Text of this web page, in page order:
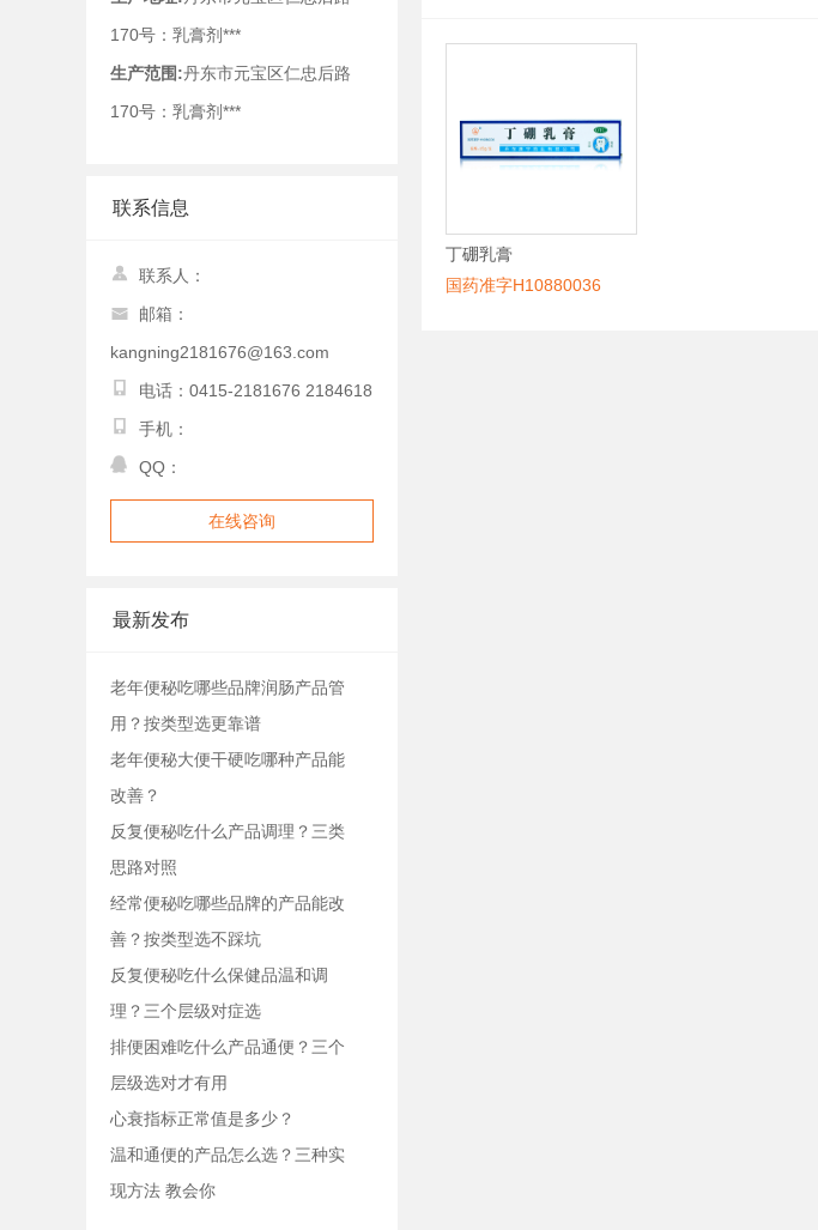
丁硼乳膏
国药准字H10880036
170号：乳膏剂***
生产范围:丹东市元宝区仁忠后路
170号：乳膏剂***
联系信息
联系人：
邮箱：
kangning2181676@163.com
电话：0415-2181676 2184618
手机：
QQ：
在线咨询
最新发布
老年便秘吃哪些品牌润肠产品管
用？按类型选更靠谱
老年便秘大便干硬吃哪种产品能
改善？
反复便秘吃什么产品调理？三类
思路对照
经常便秘吃哪些品牌的产品能改
善？按类型选不踩坑
反复便秘吃什么保健品温和调
理？三个层级对症选
排便困难吃什么产品通便？三个
层级选对才有用
心衰指标正常值是多少？
温和通便的产品怎么选？三种实
现方法 教会你